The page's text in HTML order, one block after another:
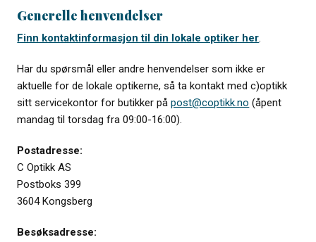
Generelle henvendelser
Finn kontaktinformasjon til din lokale optiker her.
Har du spørsmål eller andre henvendelser som ikke er
aktuelle for de lokale optikerne, så ta kontakt med c)optikk
sitt servicekontor for butikker påpost@coptikk.no (åpent
mandag til torsdag fra 09:00-16:00).
Postadresse:
C Optikk AS
Postboks 399
3604 Kongsberg
Besøksadresse: